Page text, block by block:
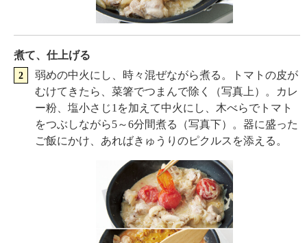
煮て、仕上げる
弱めの中火にし、時々混ぜながら煮る。トマトの皮が
むけてきたら、菜箸でつまんで除く（写真上）。カレ
ー粉、塩小さじ1を加えて中火にし、木べらでトマト
をつぶしながら5～6分間煮る（写真下）。器に盛った
ご飯にかけ、あればきゅうりのピクルスを添える。